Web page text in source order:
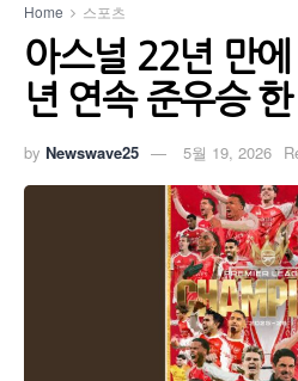
Home 스포츠
아스널 22년 만
년 연속 준우승
by Newswave25 5월 19, 2026